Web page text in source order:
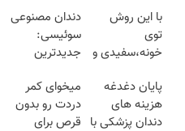
روزه ساخت!
«فرم پر کن»
با این روش
توی
خونه،سفیدی و
برگردون
(40%off)
دندان مصنوعی
سوئیسی:
جدیدترین
سبک و مقاوم |
پرداخت قسطی
پایان دغدغه
هزینه های
دندان پزشکی با
میخوای کمر
دردت رو بدون
قرص برای